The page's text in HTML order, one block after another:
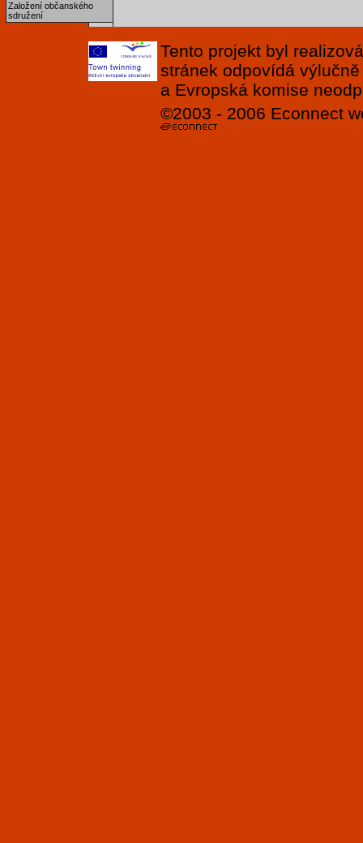
Založení občanského
sdružení
Tento projekt byl
stránek odpovídá
a Evropská komise
©2003 - 2006 Econnect